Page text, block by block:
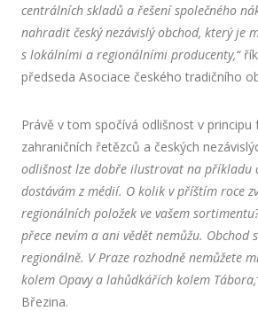
centrálních skladů a řešení společného
nahradit český nezávislý obchod, který je
s lokálními a regionálními producenty,“
předseda Asociace českého tradičního
Právě v tom spočívá odlišnost v principu
zahraničních řetězců a českých
odlišnost lze dobře ilustrovat na příkladu
dostávám z médií. O kolik v příštím roce
regionálních položek ve vašem
přece nevím a ani vědět nemůžu. Obchod
regionálně. V Praze rozhodně nemůžete
kolem Opavy a lahůdkářích kolem
Březina.